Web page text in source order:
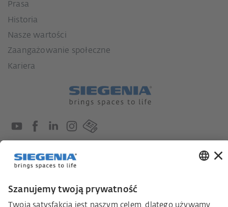
Prasa
Historia
Nasze wartości
Zaangażowanie społeczne
Kariera
Ustawa o nadzorze nad łańcuchami dostaw
Kodeks postępowania dostawcy
Informacja dotycząca ustawy o należytej staranności
w łańcuchu dostaw (niem. LkSG)